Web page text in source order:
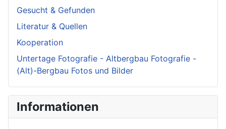
Gesucht & Gefunden
Literatur & Quellen
Kooperation
Untertage Fotografie - Altbergbau Fotografie -
(Alt)-Bergbau Fotos und Bilder
Informationen